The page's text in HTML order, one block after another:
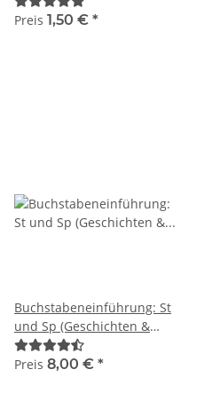
Preis 1,50 € *
Buchstabeneinführung: St
und Sp (Geschichten &
Stationen)
Preis 8,00 € *